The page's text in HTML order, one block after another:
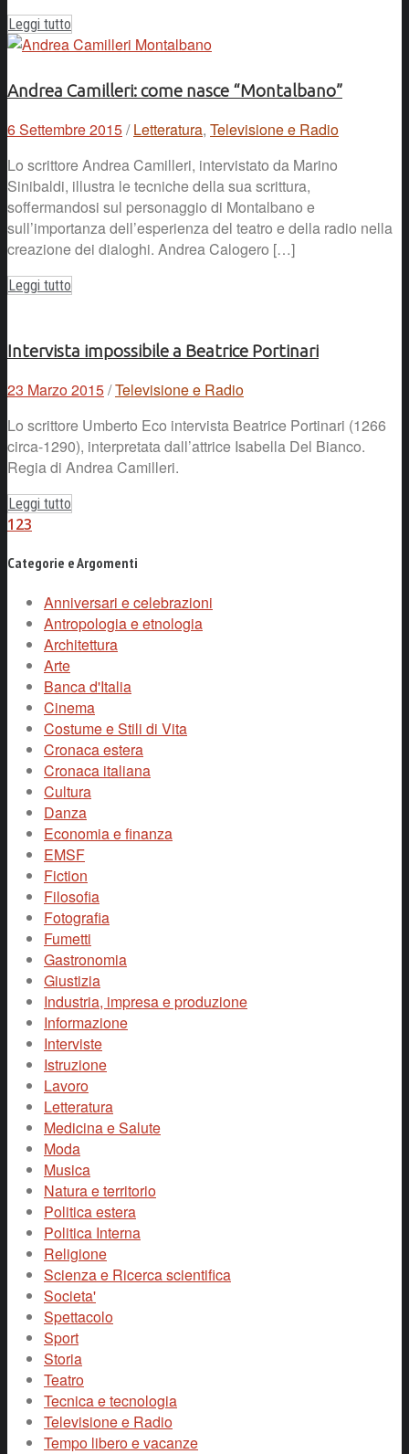
Leggi tutto
Andrea Camilleri: come nasce “Montalbano”
6 Settembre 2015/ Letteratura, Televisione e Radio
Lo scrittore Andrea Camilleri, intervistato da Marino
Sinibaldi, illustra le tecniche della sua scrittura,
soffermandosi sul personaggio di Montalbano e
sull’importanza dell’esperienza del teatro e della radio nella
creazione dei dialoghi. Andrea Calogero […]
Leggi tutto
Intervista impossibile a Beatrice Portinari
23 Marzo 2015/Televisione e Radio
Lo scrittore Umberto Eco intervista Beatrice Portinari (1266
circa-1290), interpretata dall’attrice Isabella Del Bianco.
Regia di Andrea Camilleri.
Leggi tutto
123
Categorie e Argomenti
Anniversari e celebrazioni
Antropologia e etnologia
Architettura
Arte
Banca d'Italia
Cinema
Costume e Stili di Vita
Cronaca estera
Cronaca italiana
Cultura
Danza
Economia e finanza
EMSF
Fiction
Filosofia
Fotografia
Fumetti
Gastronomia
Giustizia
Industria, impresa e produzione
Informazione
Interviste
Istruzione
Lavoro
Letteratura
Medicina e Salute
Moda
Musica
Natura e territorio
Politica estera
Politica Interna
Religione
Scienza e Ricerca scientifica
Societa'
Spettacolo
Sport
Storia
Teatro
Tecnica e tecnologia
Televisione e Radio
Tempo libero e vacanze